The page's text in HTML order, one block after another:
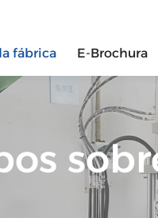
fábrica E-Brochura